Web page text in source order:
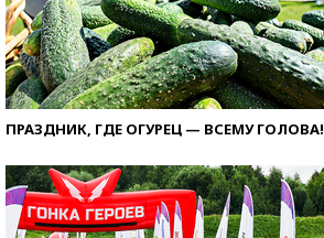
ПРАЗДНИК, ГДЕ ОГУРЕЦ — ВСЕМУ ГОЛОВА!